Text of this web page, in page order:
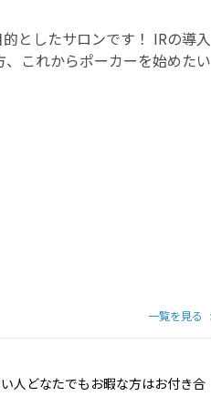
としたサロンです！ IRの導入
これからポーカーを始めたい
一覧を見る
人どなたでもお暇な方はお付き合